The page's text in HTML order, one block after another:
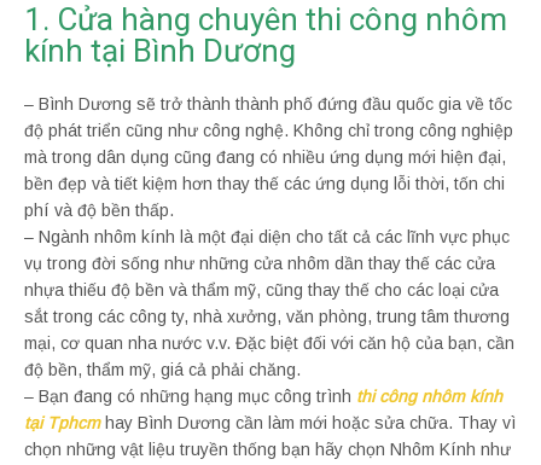
1. Cửa hàng chuyên thi công nhôm
kính tại Bình Dương
– Bình Dương sẽ trở thành thành phố đứng đầu quốc gia về tốc
độ phát triển cũng như công nghệ. Không chỉ trong công nghiệp
mà trong dân dụng cũng đang có nhiều ứng dụng mới hiện đại,
bền đẹp và tiết kiệm hơn thay thế các ứng dụng lỗi thời, tốn chi
phí và độ bền thấp.
– Ngành nhôm kính là một đại diện cho tất cả các lĩnh vực phục
vụ trong đời sống như những cửa nhôm dần thay thế các cửa
nhựa thiếu độ bền và thẩm mỹ, cũng thay thế cho các loại cửa
sắt trong các công ty, nhà xưởng, văn phòng, trung tâm thương
mại, cơ quan nha nước v.v. Đặc biệt đối với căn hộ của bạn, cần
độ bền, thẩm mỹ, giá cả phải chăng.
– Bạn đang có những hạng mục công trình thi công nhôm kính
tại Tphcmhay Bình Dương cần làm mới hoặc sửa chữa. Thay vì
chọn những vật liệu truyền thống bạn hãy chọn Nhôm Kính như